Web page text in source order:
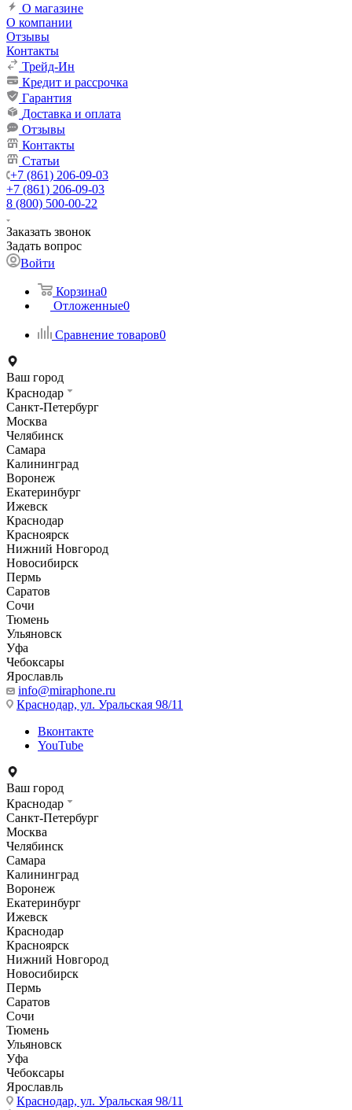
О магазине
О компании
Отзывы
Контакты
Трейд-Ин
Кредит и рассрочка
Гарантия
Доставка и оплата
Отзывы
Контакты
Статьи
+7 (861) 206-09-03
+7 (861) 206-09-03
8 (800) 500-00-22
Заказать звонок
Задать вопрос
Войти
Корзина0
Отложенные0
Сравнение товаров0
Ваш город
Краснодар
Санкт-Петербург
Москва
Челябинск
Самара
Калининград
Воронеж
Екатеринбург
Ижевск
Краснодар
Красноярск
Нижний Новгород
Новосибирск
Пермь
Саратов
Сочи
Тюмень
Ульяновск
Уфа
Чебоксары
Ярославль
info@miraphone.ru
Краснодар, ул. Уральская 98/11
Вконтакте
YouTube
Ваш город
Краснодар
Санкт-Петербург
Москва
Челябинск
Самара
Калининград
Воронеж
Екатеринбург
Ижевск
Краснодар
Красноярск
Нижний Новгород
Новосибирск
Пермь
Саратов
Сочи
Тюмень
Ульяновск
Уфа
Чебоксары
Ярославль
Краснодар, ул. Уральская 98/11